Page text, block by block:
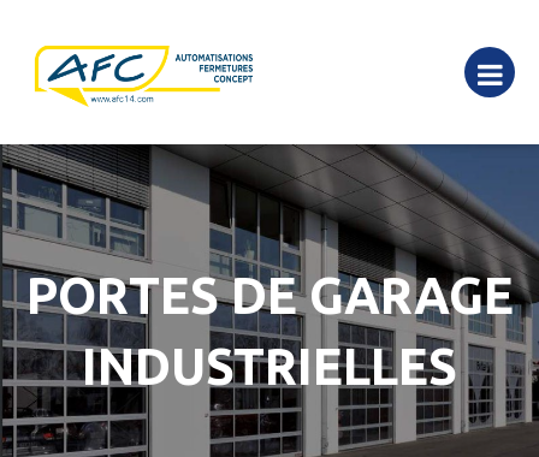
PORTES DE GARAGE
INDUSTRIELLES